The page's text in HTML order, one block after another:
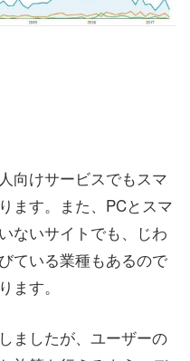
向けサービスでもスマ
ます。また、PCとスマ
ないサイトでも、じわ
ている業種もあるので
ます。
ましたが、ユーザーの